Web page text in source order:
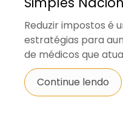
Reduzir impostos é
estratégias para
de médicos que
Continue lendo